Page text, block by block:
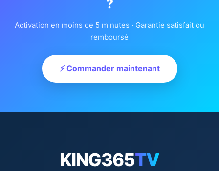
?
Activation en moins de 5 minutes · Garantie satisfait ou
remboursé
⚡ Commander maintenant
KING365TV